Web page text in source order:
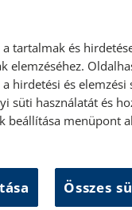
2023. augusztus 26.
Hibás
tehetek
tartalmak és
elemzéséhez.
hirdetési és elemzési
süti használatát és
beállítása menüpont
Összes